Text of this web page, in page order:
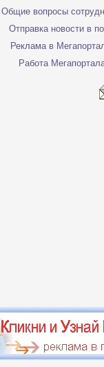
Общие вопросы
Отправка новости в
Реклама в
Работа